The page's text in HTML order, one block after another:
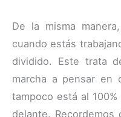
De la misma
cuando estás
dividido. Este trata
marcha a pensar en
tampoco está al
delante.